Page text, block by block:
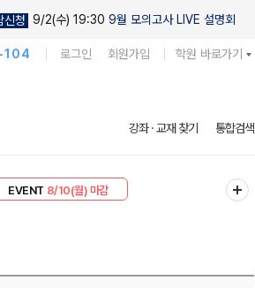
신청 9/2(수) 19:30 9월 모의고사 LIVE 설명회
104 로그인 회원가입 학원 바로가기
강좌 · 교재 찾기 통합검색
EVENT 8/10(월) 마감